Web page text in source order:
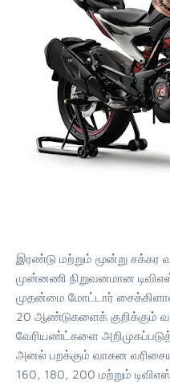
இரண்டு மற்றும் மூன்று சக்கர
முன்னணி நிறுவனமான
முதன்மை மோட்டார்
20 ஆண்டுகளைக் குறிக்கும்
வேரியண்ட்களை
அனல் பறக்கும் வாகன
160, 180, 200 மற்றும்